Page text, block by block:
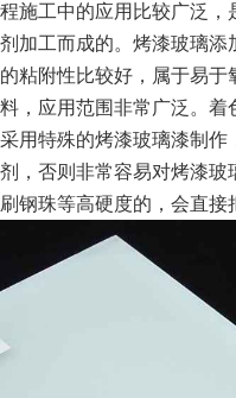
程施工中的应用比较广泛，
剂加工而成的。烤漆玻璃添
的粘附性比较好，属于易
料，应用范围非常广泛。
采用特殊的烤漆玻璃漆制
剂，否则非常容易对烤漆玻
刷钢珠等高硬度的，会直接